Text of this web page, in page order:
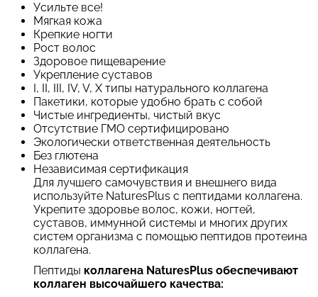
Усильте все!
Мягкая кожа
Крепкие ногти
Рост волос
Здоровое пищеварение
Укрепление суставов
I, II, III, IV, V, X типы натурального коллагена
Пакетики, которые удобно брать с собой
Чистые ингредиенты, чистый вкус
Отсутствие ГМО сертифицировано
Экологически ответственная деятельность
Без глютена
Независимая сертификация
Для лучшего самочувствия и внешнего вида
используйте NaturesPlus с пептидами коллагена.
Укрепите здоровье волос, кожи, ногтей,
суставов, иммунной системы и многих других
систем организма с помощью пептидов протеина
коллагена.
Пептиды коллагена NaturesPlus обеспечивают
коллаген высочайшего качества: